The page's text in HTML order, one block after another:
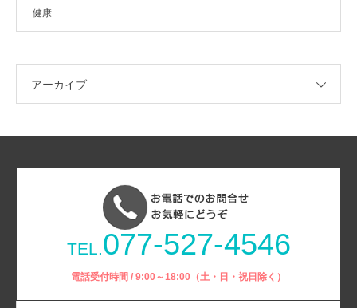
健康
アーカイブ
TEL.077-527-4546
電話受付時間 / 9:00～18:00（土・日・祝日除く）